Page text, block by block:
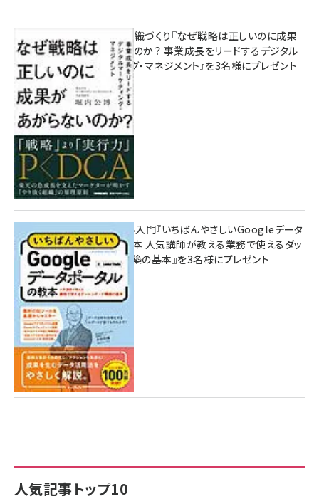
人気記事トップ10
成果を生む組織づくり『なぜ戦略は正しいのに成果
があがらないのか？ 事業成長をリードするデジタル
マーケティング・マネジメント』を3名様にプレゼント
10:00
無料BIツール入門『いちばんやさしいGoogleデータ
ポータルの教本 人気講師が教える業務で使えるダッ
シュボード構築の基本』を3名様にプレゼント
7月31日 10:00